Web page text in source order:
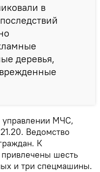
в
деревья,
управлении МЧС,
Ведомство
К
шесть
и три спецмашины.